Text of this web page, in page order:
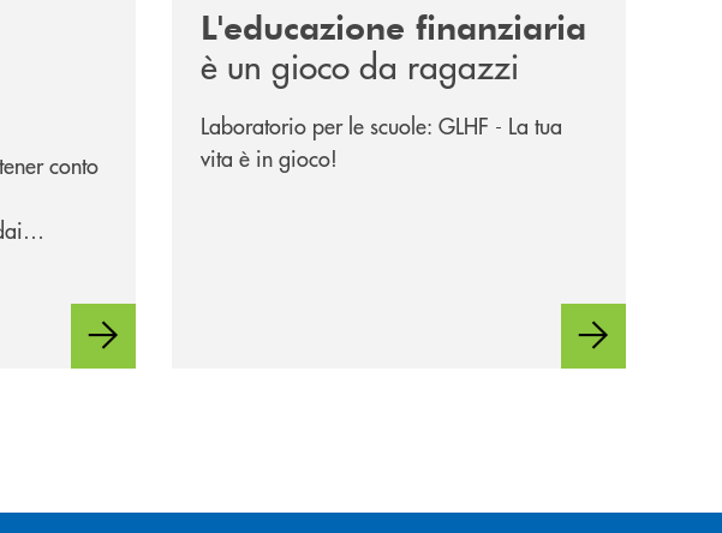
conto
L'educazione finanziaria
è un gioco da ragazzi
Laboratorio per le scuole: GLHF - La tua
vita è in gioco!